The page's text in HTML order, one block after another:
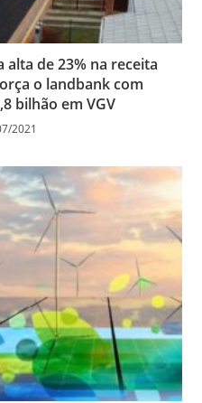
de 23% na receita
o landbank com
bilhão em VGV
2021